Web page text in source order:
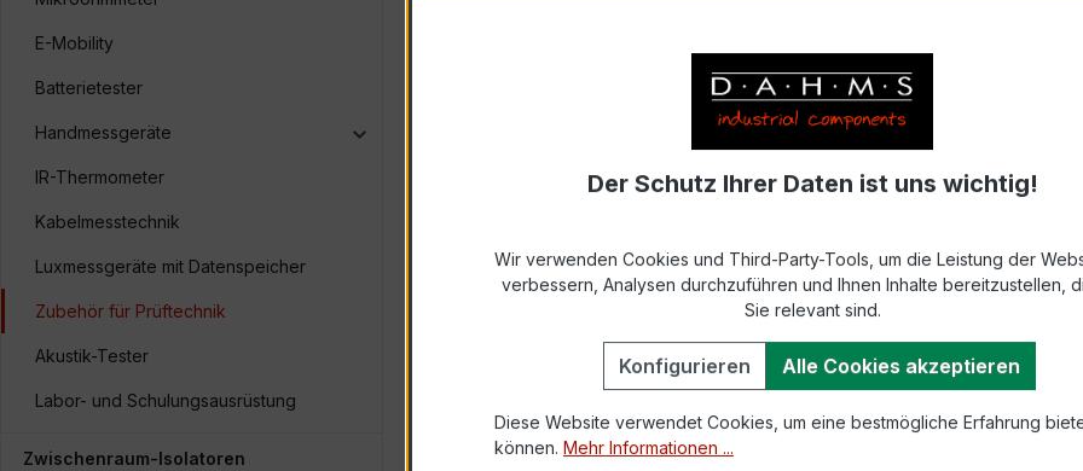
E-Mobility
Batterietester
Handmessgeräte
IR-Thermometer
Kabelmesstechnik
Luxmessgeräte mit Datenspeicher
Zubehör für Prüftechnik
Akustik-Tester
Labor- und Schulungsausrüstung
Zwischenraum-Isolatoren
Der Schutz Ihrer Daten ist uns wichtig!
Wir verwenden Cookies und Third-Party-Tools, um die Leistung der
verbessern, Analysen durchzuführen und Ihnen Inhalte bereitzustellen,
Sie relevant sind.
Konfigurieren Alle Cookies akzeptieren
Diese Website verwendet Cookies, um eine bestmögliche Erfahrung
können. Mehr Informationen ...